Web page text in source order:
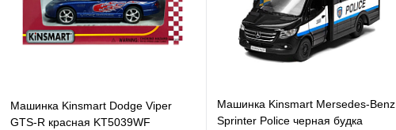
Машинка Kinsmart Dodge Viper
GTS-R красная KT5039WF
Машинка Kinsmart Mersedes-Benz
Sprinter Police черная будка